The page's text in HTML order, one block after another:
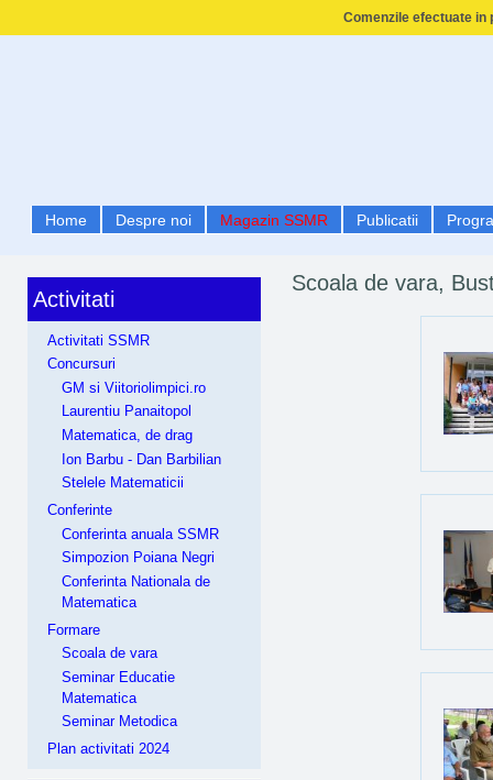
Comenzile efectuate in
Home Despre noi Magazin SSMR Publicatii
Scoala de vara,
Activitati
Activitati SSMR
Concursuri
GM si Viitoriolimpici.ro
Laurentiu Panaitopol
Matematica, de drag
Ion Barbu - Dan Barbilian
Stelele Matematicii
Conferinte
Conferinta anuala SSMR
Simpozion Poiana Negri
Conferinta Nationala de
Matematica
Formare
Scoala de vara
Seminar Educatie
Matematica
Seminar Metodica
Plan activitati 2024